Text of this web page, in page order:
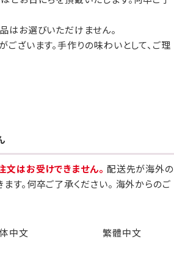
はお選びいただけません。
ざいます。手作りの味わいとして、ご理
文はお受けできません。 配送先が海外の
す。何卒ご了承ください。 海外からのご
中文 繁體中文